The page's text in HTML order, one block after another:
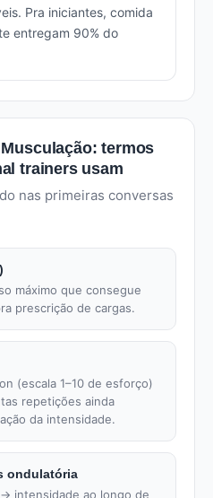
Pra iniciantes, comida
entregam 90% do
termos
trainers usam
nas primeiras conversas
máximo que consegue
prescrição de cargas.
(escala 1–10 de esforço)
repetições ainda
da intensidade.
ondulatória
intensidade ao longo de